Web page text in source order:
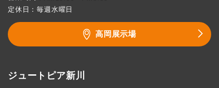
定休日：毎週水曜日
高岡展示場
ジュートピア新川